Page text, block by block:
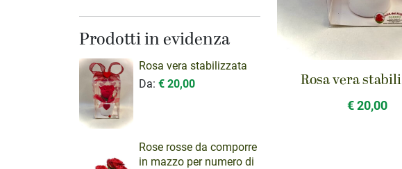
Rosa vera
€ 20,00
Prodotti in evidenza
Rosa vera stabilizzata
Da:€ 20,00
Rose rosse da comporre
in mazzo per numero di